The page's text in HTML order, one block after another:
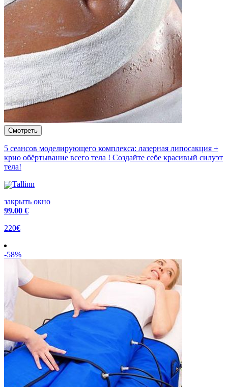
5 сеансов моделирующего комплекса: лазерная липосакция +
крио обёртывание всего тела ! Cоздайте себе красивый силуэт
тела!
Tallinn
закрыть окно
99.00 €
220€
-58%